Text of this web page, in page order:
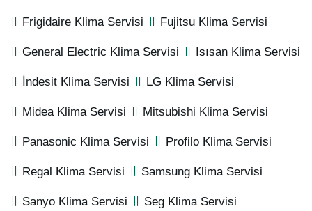
Frigidaire Klima Servisi Fujitsu Klima Servisi
General Electric Klima Servisi Isısan Klima Servisi
İndesit Klima Servisi LG Klima Servisi
Midea Klima Servisi Mitsubishi Klima Servisi
Panasonic Klima Servisi Profilo Klima Servisi
Regal Klima Servisi Samsung Klima Servisi
Sanyo Klima Servisi Seg Klima Servisi